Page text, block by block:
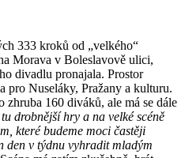
333 kroků od „velkého“
Morava v Boleslavově ulici,
divadlu pronajala. Prostor
pro Nuseláky, Pražany a kulturu.
160 diváků, ale má se dále
drobnější hry a na velké scéně
které budeme moci častěji
den v týdnu vyhradit mladým